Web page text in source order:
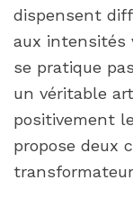
dispensent
aux intensités
se pratique
un véritable
positivement
propose deux